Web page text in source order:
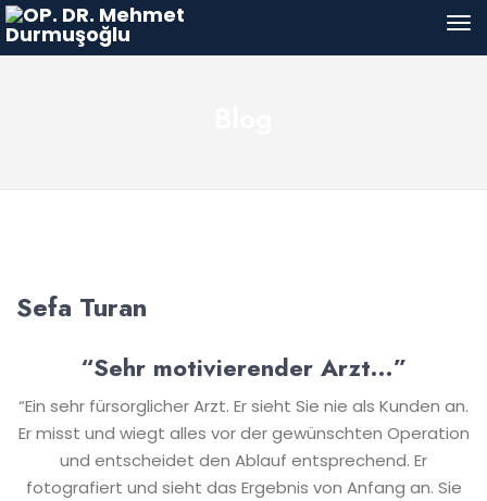
Sefa Turan
“Sehr motivierender Arzt…”
“Ein sehr fürsorglicher Arzt. Er sieht Sie nie als Kunden an.
Er misst und wiegt alles vor der gewünschten Operation
und entscheidet den Ablauf entsprechend. Er
fotografiert und sieht das Ergebnis von Anfang an. Sie